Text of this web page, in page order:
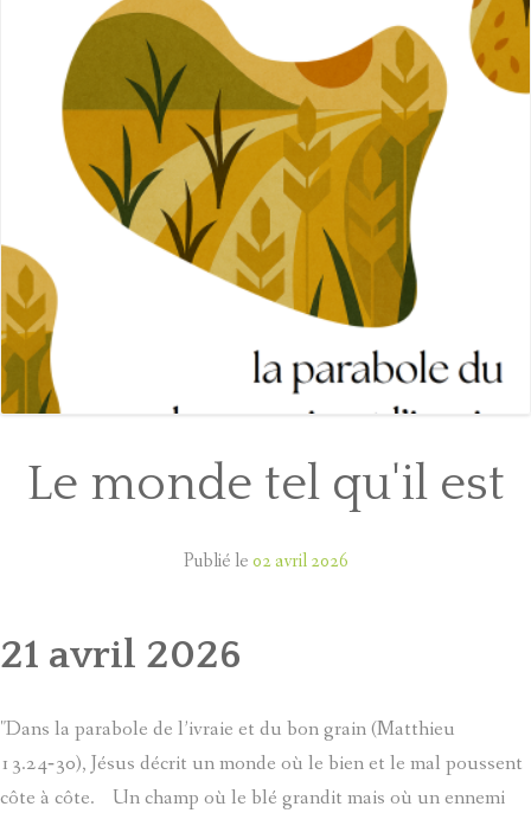
NOUS CONTACTER
DONNER
Le monde tel qu'il est
Publié le02 avril 2026
21 avril 2026
"Dans la parabole de l’ivraie et du bon grain (Matthieu
13.24‑30), Jésus décrit un monde où le bien et le mal poussent
côte à côte. Un champ où le blé grandit mais où un ennemi